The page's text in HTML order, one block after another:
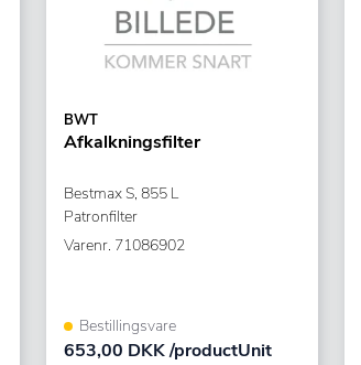
BWT
Afkalkningsfilter
Bestmax S, 855 L
Patronfilter
Varenr. 71086902
Bestillingsvare
653,00 DKK /productUnit